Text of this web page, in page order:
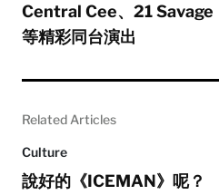
Central Cee、21 Savage
等精彩同台演出
Related Articles
Culture
說好的《ICEMAN》呢？